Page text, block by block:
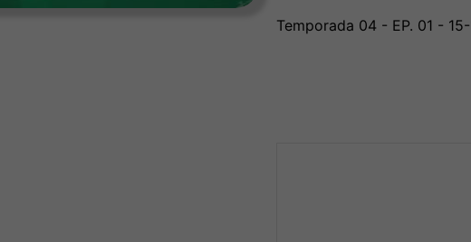
Temporada 04 - EP. 01 -